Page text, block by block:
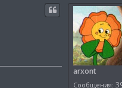
arxont
Сообщения: